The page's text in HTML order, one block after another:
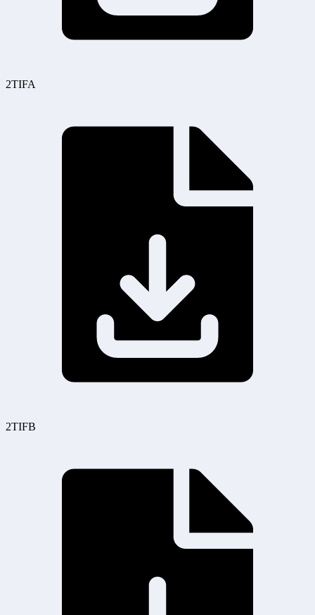
2TIFA
2TIFB